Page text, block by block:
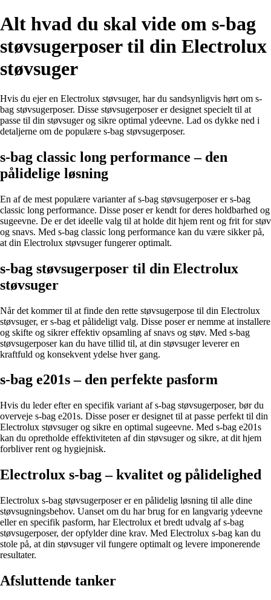
Alt hvad du skal vide om s-bag
støvsugerposer til din Electrolux
støvsuger
Hvis du ejer en Electrolux støvsuger, har du sandsynligvis hørt om s-
bag støvsugerposer. Disse støvsugerposer er designet specielt til at
passe til din støvsuger og sikre optimal ydeevne. Lad os dykke ned i
detaljerne om de populære s-bag støvsugerposer.
s-bag classic long performance – den
pålidelige løsning
En af de mest populære varianter af s-bag støvsugerposer er s-bag
classic long performance. Disse poser er kendt for deres holdbarhed og
sugeevne. De er det ideelle valg til at holde dit hjem rent og frit for støv
og snavs. Med s-bag classic long performance kan du være sikker på,
at din Electrolux støvsuger fungerer optimalt.
s-bag støvsugerposer til din Electrolux
støvsuger
Når det kommer til at finde den rette støvsugerpose til din Electrolux
støvsuger, er s-bag et pålideligt valg. Disse poser er nemme at installere
og skifte og sikrer effektiv opsamling af snavs og støv. Med s-bag
støvsugerposer kan du have tillid til, at din støvsuger leverer en
kraftfuld og konsekvent ydelse hver gang.
s-bag e201s – den perfekte pasform
Hvis du leder efter en specifik variant af s-bag støvsugerposer, bør du
overveje s-bag e201s. Disse poser er designet til at passe perfekt til din
Electrolux støvsuger og sikre en optimal sugeevne. Med s-bag e201s
kan du opretholde effektiviteten af din støvsuger og sikre, at dit hjem
forbliver rent og hygiejnisk.
Electrolux s-bag – kvalitet og pålidelighed
Electrolux s-bag støvsugerposer er en pålidelig løsning til alle dine
støvsugningsbehov. Uanset om du har brug for en langvarig ydeevne
eller en specifik pasform, har Electrolux et bredt udvalg af s-bag
støvsugerposer, der opfylder dine krav. Med Electrolux s-bag kan du
stole på, at din støvsuger vil fungere optimalt og levere imponerende
resultater.
Afsluttende tanker